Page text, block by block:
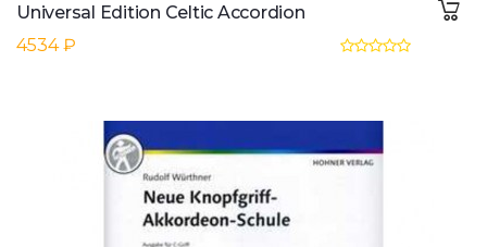
Universal Edition Celtic Accordion
4534 ₽